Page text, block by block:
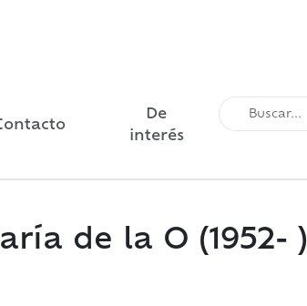
De
interés
de la O (1952- )